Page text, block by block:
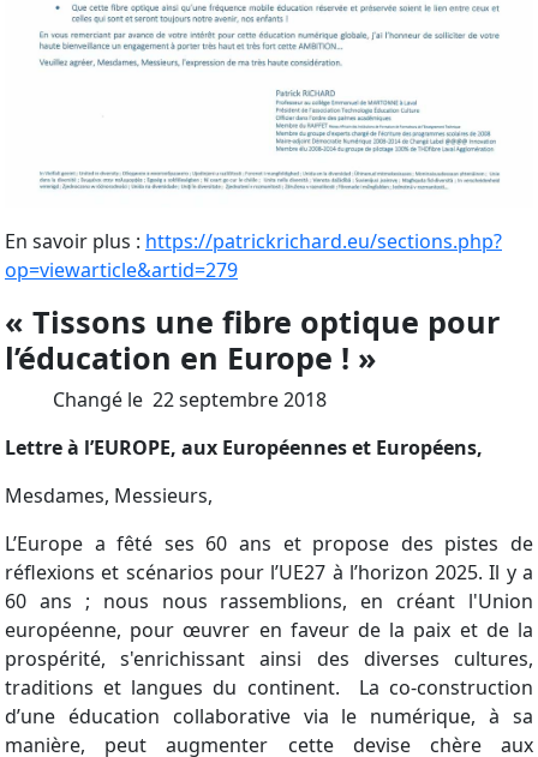
En savoir plus : https://patrickrichard.eu/sections.php?
op=viewarticle&artid=279
« Tissons une fibre optique pour
l’éducation en Europe ! »
Changé le 22 septembre 2018
Lettre à l’EUROPE, aux Européennes et Européens,
Mesdames, Messieurs,
L’Europe a fêté ses 60 ans et propose des pistes de
réflexions et scénarios pour l’UE27 à l’horizon 2025. Il y a
60 ans ; nous nous rassemblions, en créant l'Union
européenne, pour œuvrer en faveur de la paix et de la
prospérité, s'enrichissant ainsi des diverses cultures,
traditions et langues du continent. La co-construction
d’une éducation collaborative via le numérique, à sa
manière, peut augmenter cette devise chère aux